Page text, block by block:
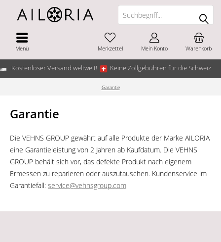
Kostenloser Versand weltweit! Keine Zollgebühren für die Schweiz
Menü Warenkorb
Merkzettel Mein Konto
Garantie
Garantie
Die VEHNS GROUP gewährt auf alle Produkte der Marke AILORIA
eine Garantieleistung von 2 Jahren ab Kaufdatum. Die VEHNS
GROUP behält sich vor, das defekte Produkt nach eigenem
Ermessen zu reparieren oder auszutauschen. Kundenservice im
Garantiefall: service@vehnsgroup.com